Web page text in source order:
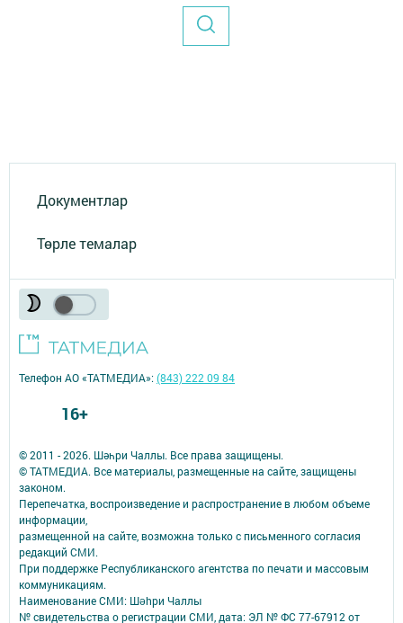
Документлар
Төрле темалар
© 2011 - 2026. Шәһри Чаллы. Все права защищены.
© ТАТМЕДИА. Все материалы, размещенные на сайте, защищены
законом.
Перепечатка, воспроизведение и распространение в любом объеме
информации,
размещенной на сайте, возможна только с письменного согласия
редакций СМИ.
При поддержке Республиканского агентства по печати и массовым
коммуникациям.
Наименование СМИ: Шəhри Чаллы
№ свидетельства о регистрации СМИ, дата: ЭЛ № ФС 77-67912 от
Телефон АО «ТАТМЕДИА»:(843) 222 09 84
16+